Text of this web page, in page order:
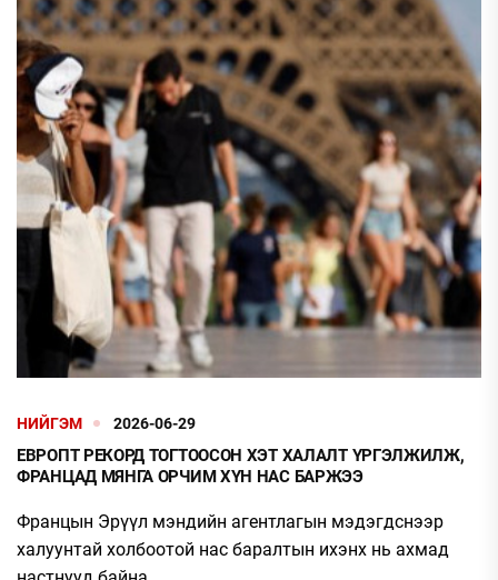
НИЙГЭМ 2026-06-29
ЕВРОПТ РЕКОРД ТОГТООСОН ХЭТ ХАЛАЛТ ҮРГЭЛЖИЛЖ,
ФРАНЦАД МЯНГА ОРЧИМ ХҮН НАС БАРЖЭЭ
Францын Эрүүл мэндийн агентлагын мэдэгдснээр
халуунтай холбоотой нас баралтын ихэнх нь ахмад